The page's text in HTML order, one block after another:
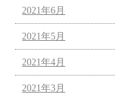
2021年6月
2021年5月
2021年4月
2021年3月